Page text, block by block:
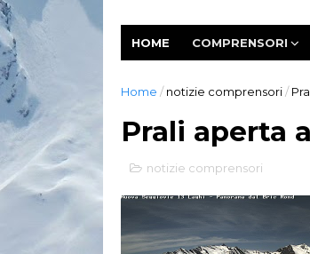
HOME COMPRENSORI
Home / notizie comprensori /
Prali aperta
notizie comprensori